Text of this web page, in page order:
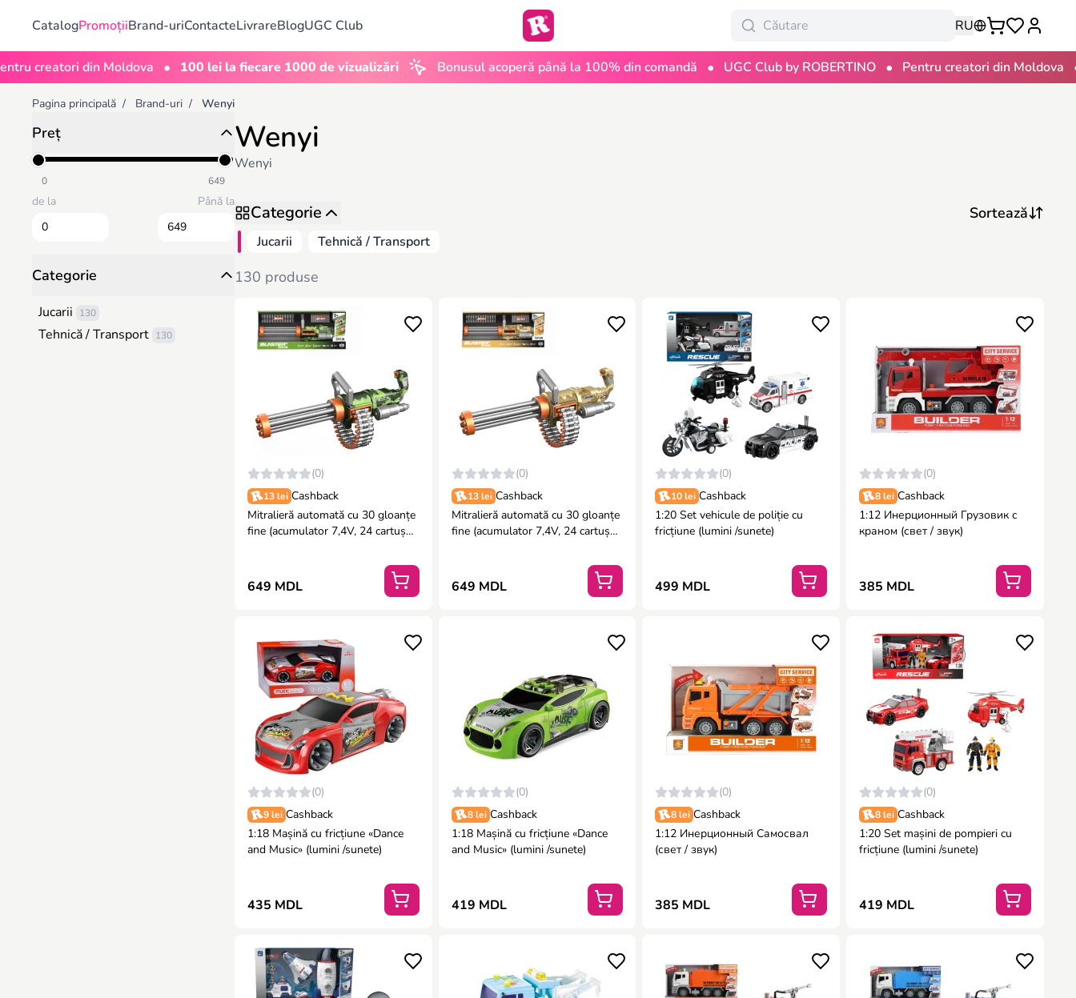
CatalogPromoțiiBrand-uriContacteLivrareBlogUGC Club RU
din Moldova • 100 lei la fiecare 1000 de vizualizări Bonusul acoperă până la 100% din comandă • UGC Club by ROBERTINO • Pentru creatori din Moldova •
Pagina principală / Brand-uri / Wenyi
Preț
0 649
de la Până la
Categorie
Jucarii 130
Tehnică / Transport 130
Wenyi
Wenyi
Categorie
Jucarii Tehnică / Transport
130 produse
(0)
13 lei Cashback
Mitralieră automată cu 30 gloanțe
fine (acumulator 7,4V, 24 cartușe,
649 MDL
(0)
13 lei Cashback
Mitralieră automată cu 30 gloanțe
fine (acumulator 7,4V, 24 cartușe,
649 MDL
(0)
10 lei Cashback
1:20 Set vehicule de poliție cu
fricțiune (lumini /sunete)
499 MDL
(0)
8 lei Cashback
1:12 Инерционный Грузовик с
краном (свет / звук)
385 MDL
(0)
9 lei Cashback
1:18 Mașină cu fricțiune «Dance
and Music» (lumini /sunete)
435 MDL
(0)
8 lei Cashback
1:18 Mașină cu fricțiune «Dance
and Music» (lumini /sunete)
419 MDL
(0)
8 lei Cashback
1:12 Инерционный Самосвал
(свет / звук)
385 MDL
(0)
8 lei Cashback
1:20 Set mașini de pompieri cu
fricțiune (lumini /sunete)
419 MDL